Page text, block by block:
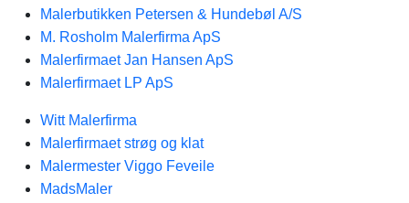
Malerbutikken Petersen & Hundebøl A/S
M. Rosholm Malerfirma ApS
Malerfirmaet Jan Hansen ApS
Malerfirmaet LP ApS
Witt Malerfirma
Malerfirmaet strøg og klat
Malermester Viggo Feveile
MadsMaler